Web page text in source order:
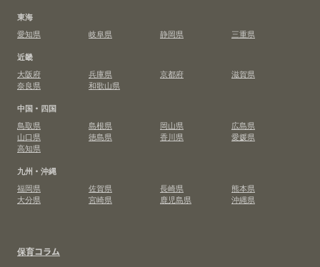
東海
愛知県
岐阜県 静岡県
三重県
近畿
大阪府
兵庫県 京都府
滋賀県
奈良県
和歌山県
中国・四国
鳥取県
島根県 岡山県
広島県
山口県
徳島県 香川県
愛媛県
高知県
九州・沖縄
福岡県
佐賀県 長崎県
熊本県
大分県
宮崎県 鹿児島県 沖縄県
保育コラム